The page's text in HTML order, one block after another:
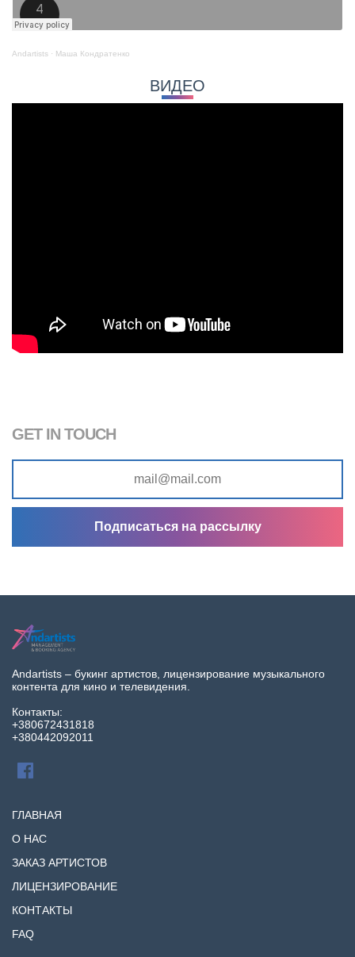
Andartists · Маша Кондратенко
ВИДЕО
GET IN TOUCH
Andartists – букинг артистов, лицензирование музыкального
контента для кино и телевидения.
Контакты:
+380672431818
+380442092011
ГЛАВНАЯ
О НАС
ЗАКАЗ АРТИСТОВ
ЛИЦЕНЗИРОВАНИЕ
КОНТАКТЫ
FAQ